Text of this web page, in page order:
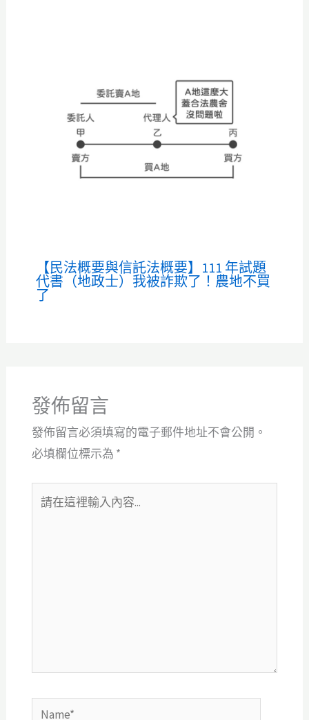
【民法概要與信託法概要】111 年試題
代書（地政士）我被詐欺了！農地不買
了
發佈留言
發佈留言必須填寫的電子郵件地址不會公開。
必填欄位標示為 *
Name*